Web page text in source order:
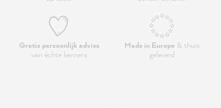
Gratis persoonlijk advies
van échte kenners
Made in Europe& thuis
geleverd